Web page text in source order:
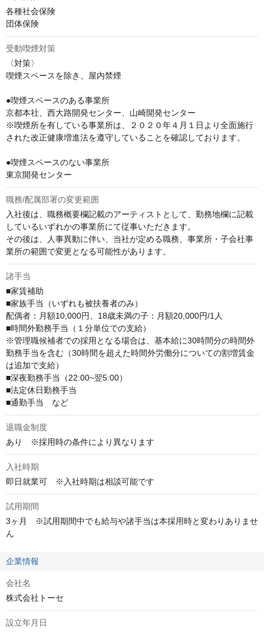
各種社会保険
団体保険
受動喫煙対策
〈対策〉
喫煙スペースを除き、屋内禁煙
●喫煙スペースのある事業所
京都本社、西大路開発センター、山崎開発センター
※喫煙所を有している事業所は、２０２０年４月１日より全面施行
された改正健康増進法を遵守していることを確認しております。
●喫煙スペースのない事業所
東京開発センター
職務/配属部署の変更範囲
入社後は、職務概要欄記載のアーティストとして、勤務地欄に記載
しているいずれかの事業所にて従事いただきます。
その後は、人事異動に伴い、当社が定める職務、事業所・子会社事
業所の範囲で変更となる可能性があります。
諸手当
■家賃補助
■家族手当（いずれも被扶養者のみ）
配偶者：月額10,000円、18歳未満の子：月額20,000円/1人
■時間外勤務手当（１分単位での支給）
※管理職候補者での採用となる場合は、基本給に30時間分の時間外
勤務手当を含む（30時間を超えた時間外労働分についての割増賃金
は追加で支給）
■深夜勤務手当（22:00~翌5:00）
■法定休日勤務手当
■通勤手当　など
退職金制度
あり　※採用時の条件により異なります
入社時期
即日就業可　※入社時期は相談可能です
試用期間
3ヶ月　※試用期間中でも給与や諸手当は本採用時と変わりありませ
ん
企業情報
会社名
株式会社トーセ
設立年月日